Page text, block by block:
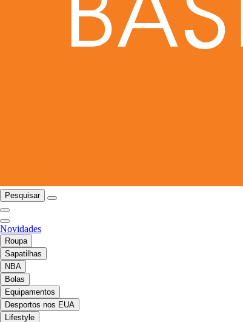
Pesquisar
Novidades
Roupa
Sapatilhas
NBA
Bolas
Equipamentos
Desportos nos EUA
Lifestyle